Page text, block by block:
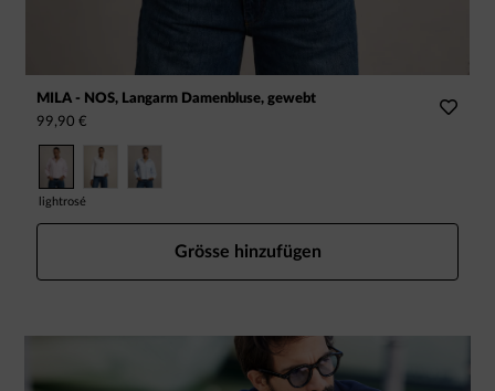
MILA - NOS, Langarm Damenbluse, gewebt
99,90 €
lightrosé
Grösse hinzufügen